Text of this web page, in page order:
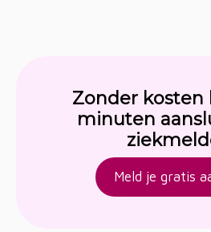
Zonder kosten
minuten
Meld je gratis